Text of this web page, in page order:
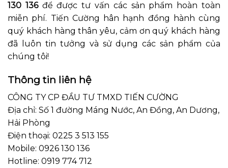
130 136để được tư vấn các sản phẩm hoàn toàn
miễn phí. Tiến Cường hân hạnh đồng hành cùng
quý khách hàng thân yêu, cảm ơn quý khách hàng
đã luôn tin tưởng và sử dụng các sản phẩm của
chúng tôi!
Thông tin liên hệ
CÔNG TY CP ĐẦU TƯ TMXD TIẾN CƯỜNG
Địa chỉ: Số 1 đường Máng Nước, An Đồng, An Dương,
Hải Phòng
Điện thoại: 0225 3 513 155
Mobile: 0926 130 136
Hotline: 0919 774 712